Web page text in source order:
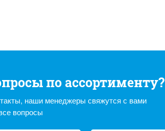
по ассортименту?
наши менеджеры свяжутся с вами
вопросы